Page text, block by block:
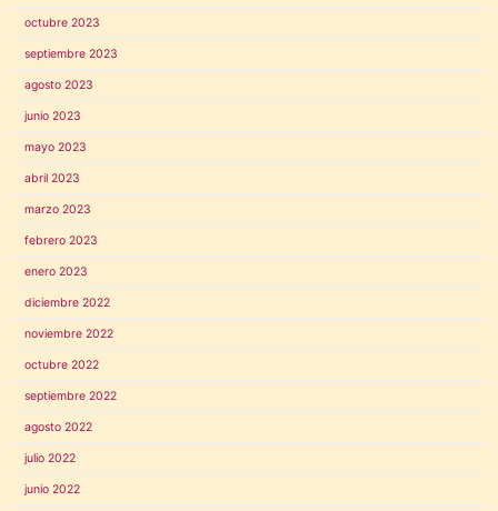
octubre 2023
septiembre 2023
agosto 2023
junio 2023
mayo 2023
abril 2023
marzo 2023
febrero 2023
enero 2023
diciembre 2022
noviembre 2022
octubre 2022
septiembre 2022
agosto 2022
julio 2022
junio 2022